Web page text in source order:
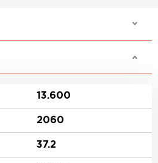
13.600
2060
37.2